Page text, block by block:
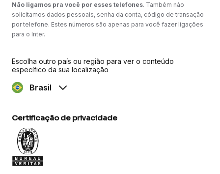
Não ligamos pra você por esses telefones. Também não
solicitamos dados pessoais, senha da conta, código de transação
por telefone. Estes números são apenas para você fazer ligações
para o Inter.
Escolha outro país ou região para ver o conteúdo
específico da sua localização
Brasil
Certificação de privacidade